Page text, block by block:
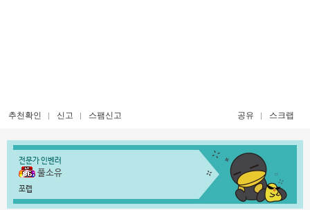
추천확인 신고 스팸신고 공유 스크랩
전문가 인벤러
풀소유
쪼렙